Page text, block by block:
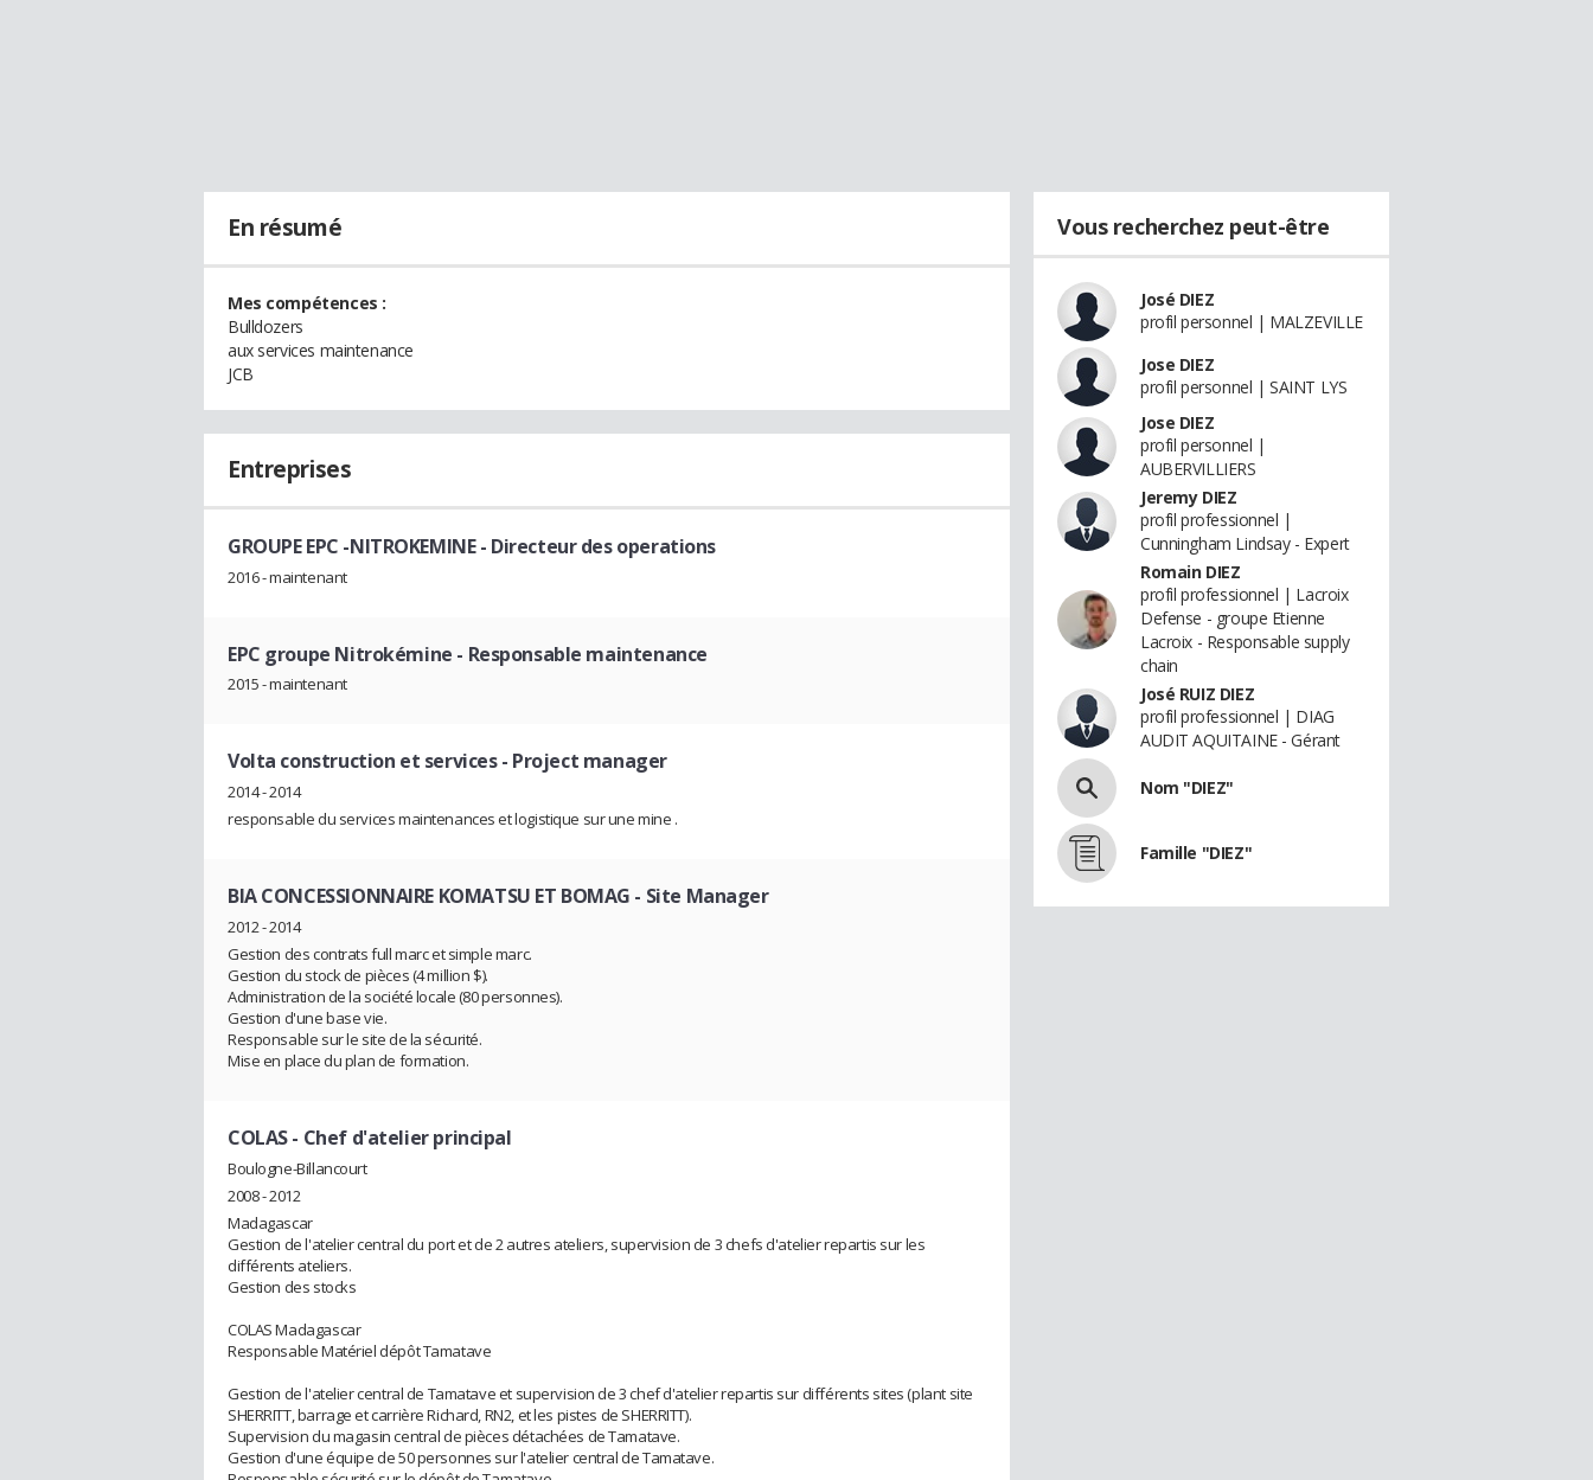
En résumé
Mes compétences :
Bulldozers
aux services maintenance
JCB
Entreprises
GROUPE EPC -NITROKEMINE- Directeur des operations
2016 - maintenant
EPC groupe Nitrokémine - Responsable maintenance
2015 - maintenant
Volta construction et services- Project manager
2014 - 2014
responsable du services maintenances et logistique sur une mine .
BIA CONCESSIONNAIRE KOMATSU ET BOMAG - Site Manager
2012 - 2014
Gestion des contrats full marc et simple marc.
Gestion du stock de pièces (4 million $).
Administration de la société locale (80 personnes).
Gestion d'une base vie.
Responsable sur le site de la sécurité.
Mise en place du plan de formation.
COLAS- Chef d'atelier principal
Boulogne-Billancourt
2008 - 2012
Madagascar
Gestion de l'atelier central du port et de 2 autres ateliers, supervision de 3 chefs d'atelier repartis sur les
différents ateliers.
Gestion des stocks
COLAS Madagascar
Responsable Matériel dépôt Tamatave
Gestion de l'atelier central de Tamatave et supervision de 3 chef d'atelier repartis sur différents sites (plant site
SHERRITT, barrage et carrière Richard, RN2, et les pistes de SHERRITT).
Supervision du magasin central de pièces détachées de Tamatave.
Gestion d'une équipe de 50 personnes sur l'atelier central de Tamatave.
Vous recherchez peut-être
José DIEZ
profil personnel | MALZEVILLE
Jose DIEZ
profil personnel | SAINT LYS
Jose DIEZ
profil personnel |
AUBERVILLIERS
Jeremy DIEZ
profil professionnel |
Cunningham Lindsay - Expert
Romain DIEZ
profil professionnel | Lacroix
Defense - groupe Etienne
Lacroix - Responsable supply
chain
José RUIZ DIEZ
profil professionnel | DIAG
AUDIT AQUITAINE - Gérant
Nom "DIEZ"
Famille "DIEZ"